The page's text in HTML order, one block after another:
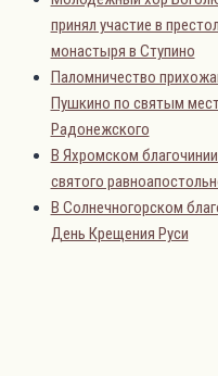
принял участие в
монастыря в Ступино
Паломничество
Пушкино по святым
Радонежского
В Яхромском
святого
В Солнечногорском
День Крещения Руси